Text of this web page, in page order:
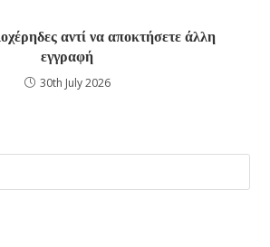
αντί να αποκτήσετε άλλη
εγγραφή
30th July 2026